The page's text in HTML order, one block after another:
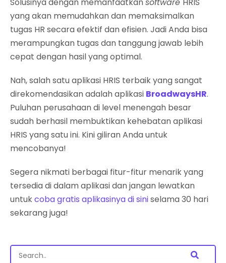
yang akan memudahkan dan memaksimalkan
tugas HR secara efektif dan efisien. Jadi Anda bisa
merampungkan tugas dan tanggung jawab lebih
cepat dengan hasil yang optimal.
Nah, salah satu aplikasi HRIS terbaik yang sangat
direkomendasikan adalah aplikasi BroadwaysHR.
Puluhan perusahaan di level menengah besar
sudah berhasil membuktikan kehebatan aplikasi
HRIS yang satu ini. Kini giliran Anda untuk
mencobanya!
Segera nikmati berbagai fitur-fitur menarik yang
tersedia di dalam aplikasi dan jangan lewatkan
untukcoba gratis aplikasinya di siniselama 30 hari
sekarang juga!